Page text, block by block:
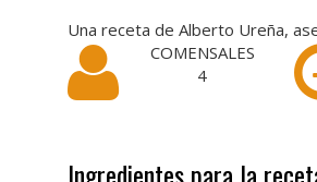
Una receta de Alberto Ureña,
COMENSALES
4